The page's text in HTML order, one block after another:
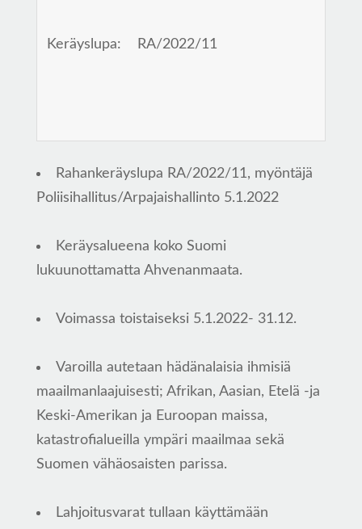
Keräyslupa: RA/2022/11
Rahankeräyslupa RA/2022/11, myöntäjä
Poliisihallitus/Arpajaishallinto 5.1.2022
Keräysalueena koko Suomi
lukuunottamatta Ahvenanmaata.
Voimassa toistaiseksi 5.1.2022- 31.12.
Varoilla autetaan hädänalaisia ihmisiä
maailmanlaajuisesti; Afrikan, Aasian, Etelä -ja
Keski-Amerikan ja Euroopan maissa,
katastrofialueilla ympäri maailmaa sekä
Suomen vähäosaisten parissa.
Lahjoitusvarat tullaan käyttämään